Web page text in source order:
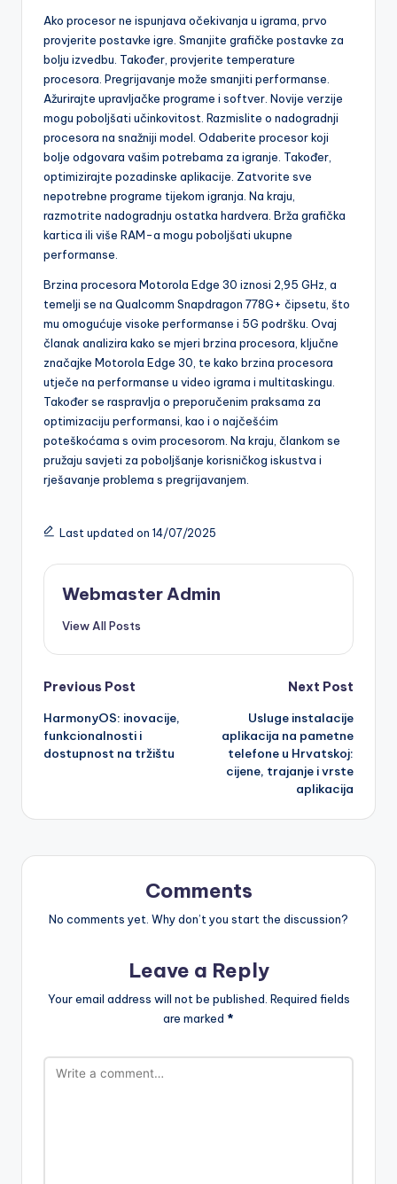
Ako procesor ne ispunjava očekivanja u igrama, prvo
provjerite postavke igre. Smanjite grafičke postavke za
bolju izvedbu. Također, provjerite temperature
procesora. Pregrijavanje može smanjiti performanse.
Ažurirajte upravljačke programe i softver. Novije verzije
mogu poboljšati učinkovitost. Razmislite o nadogradnji
procesora na snažniji model. Odaberite procesor koji
bolje odgovara vašim potrebama za igranje. Također,
optimizirajte pozadinske aplikacije. Zatvorite sve
nepotrebne programe tijekom igranja. Na kraju,
razmotrite nadogradnju ostatka hardvera. Brža grafička
kartica ili više RAM-a mogu poboljšati ukupne
performanse.
Brzina procesora Motorola Edge 30 iznosi 2,95 GHz, a
temelji se na Qualcomm Snapdragon 778G+ čipsetu, što
mu omogućuje visoke performanse i 5G podršku. Ovaj
članak analizira kako se mjeri brzina procesora, ključne
značajke Motorola Edge 30, te kako brzina procesora
utječe na performanse u video igrama i multitaskingu.
Također se raspravlja o preporučenim praksama za
optimizaciju performansi, kao i o najčešćim
poteškoćama s ovim procesorom. Na kraju, člankom se
pružaju savjeti za poboljšanje korisničkog iskustva i
rješavanje problema s pregrijavanjem.
Last updated on 14/07/2025
Webmaster Admin
View All Posts
Post
navigation
Previous Post
HarmonyOS: inovacije,
funkcionalnosti i
dostupnost na tržištu
Next Post
Usluge instalacije
aplikacija na pametne
telefone u Hrvatskoj:
cijene, trajanje i vrste
aplikacija
Comments
No comments yet. Why don’t you start the discussion?
Leave a Reply
Your email address will not be published. Required fields
are marked *